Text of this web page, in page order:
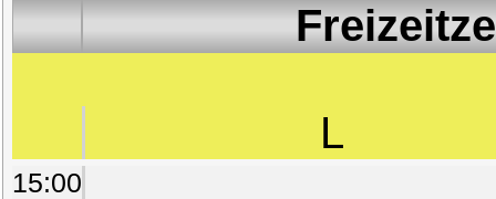
L
15:00